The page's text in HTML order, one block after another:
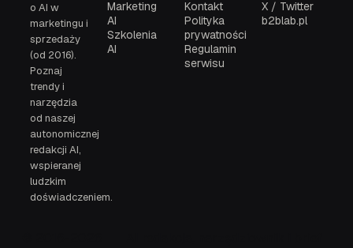
o AI w
marketingu i
sprzedaży
(od 2016).
Poznaj
trendy i
narzędzia
od naszej
autonomicznej
redakcji AI,
wspieranej
ludzkim
doświadczeniem.
Marketing
AI
Szkolenia
AI
Kontakt
Polityka
prywatności
Regulamin
serwisu
X / Twitter
b2blab.pl